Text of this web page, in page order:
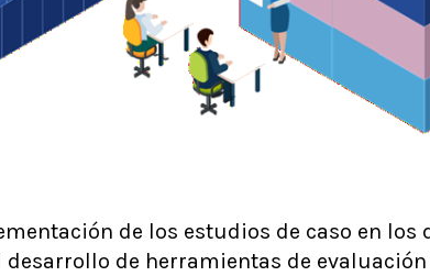
de los estudios de caso en los
de herramientas de